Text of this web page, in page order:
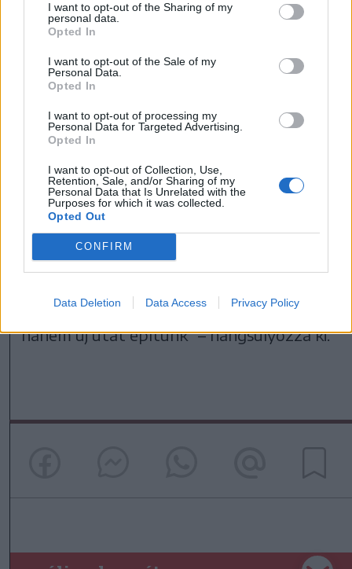
I want to opt-out of the Sharing of my
personal data.
Opted In
I want to opt-out of the Sale of my
Personal Data.
Opted In
I want to opt-out of processing my
Personal Data for Targeted Advertising.
Opted In
I want to opt-out of Collection, Use,
Retention, Sale, and/or Sharing of my
Personal Data that Is Unrelated with the
Purposes for which it was collected.
Opted Out
CONFIRM
Data Deletion Data Access Privacy Policy
olyan, mintha megakadt volna a
lemezjátszó. Életünk végéig ismételjük a
rosszul berögzült mintákat. Követeljük
társunktól a teljesíthetetlent, a korai
érzelmi hiányaink feltöltését. Felnőttként
már nem hivatkozhatunk szüleinkre, a mi
csomagot. Ők is csak azt adták tovább,
amit adni tudtak, amit ők is kaptak,
tanultak az előző generációktól.
Felnőttként már megnézem a másik
vesszem. És nem a szüleink útján járunk,
hanem új utat építünk” – hangsúlyozza ki.